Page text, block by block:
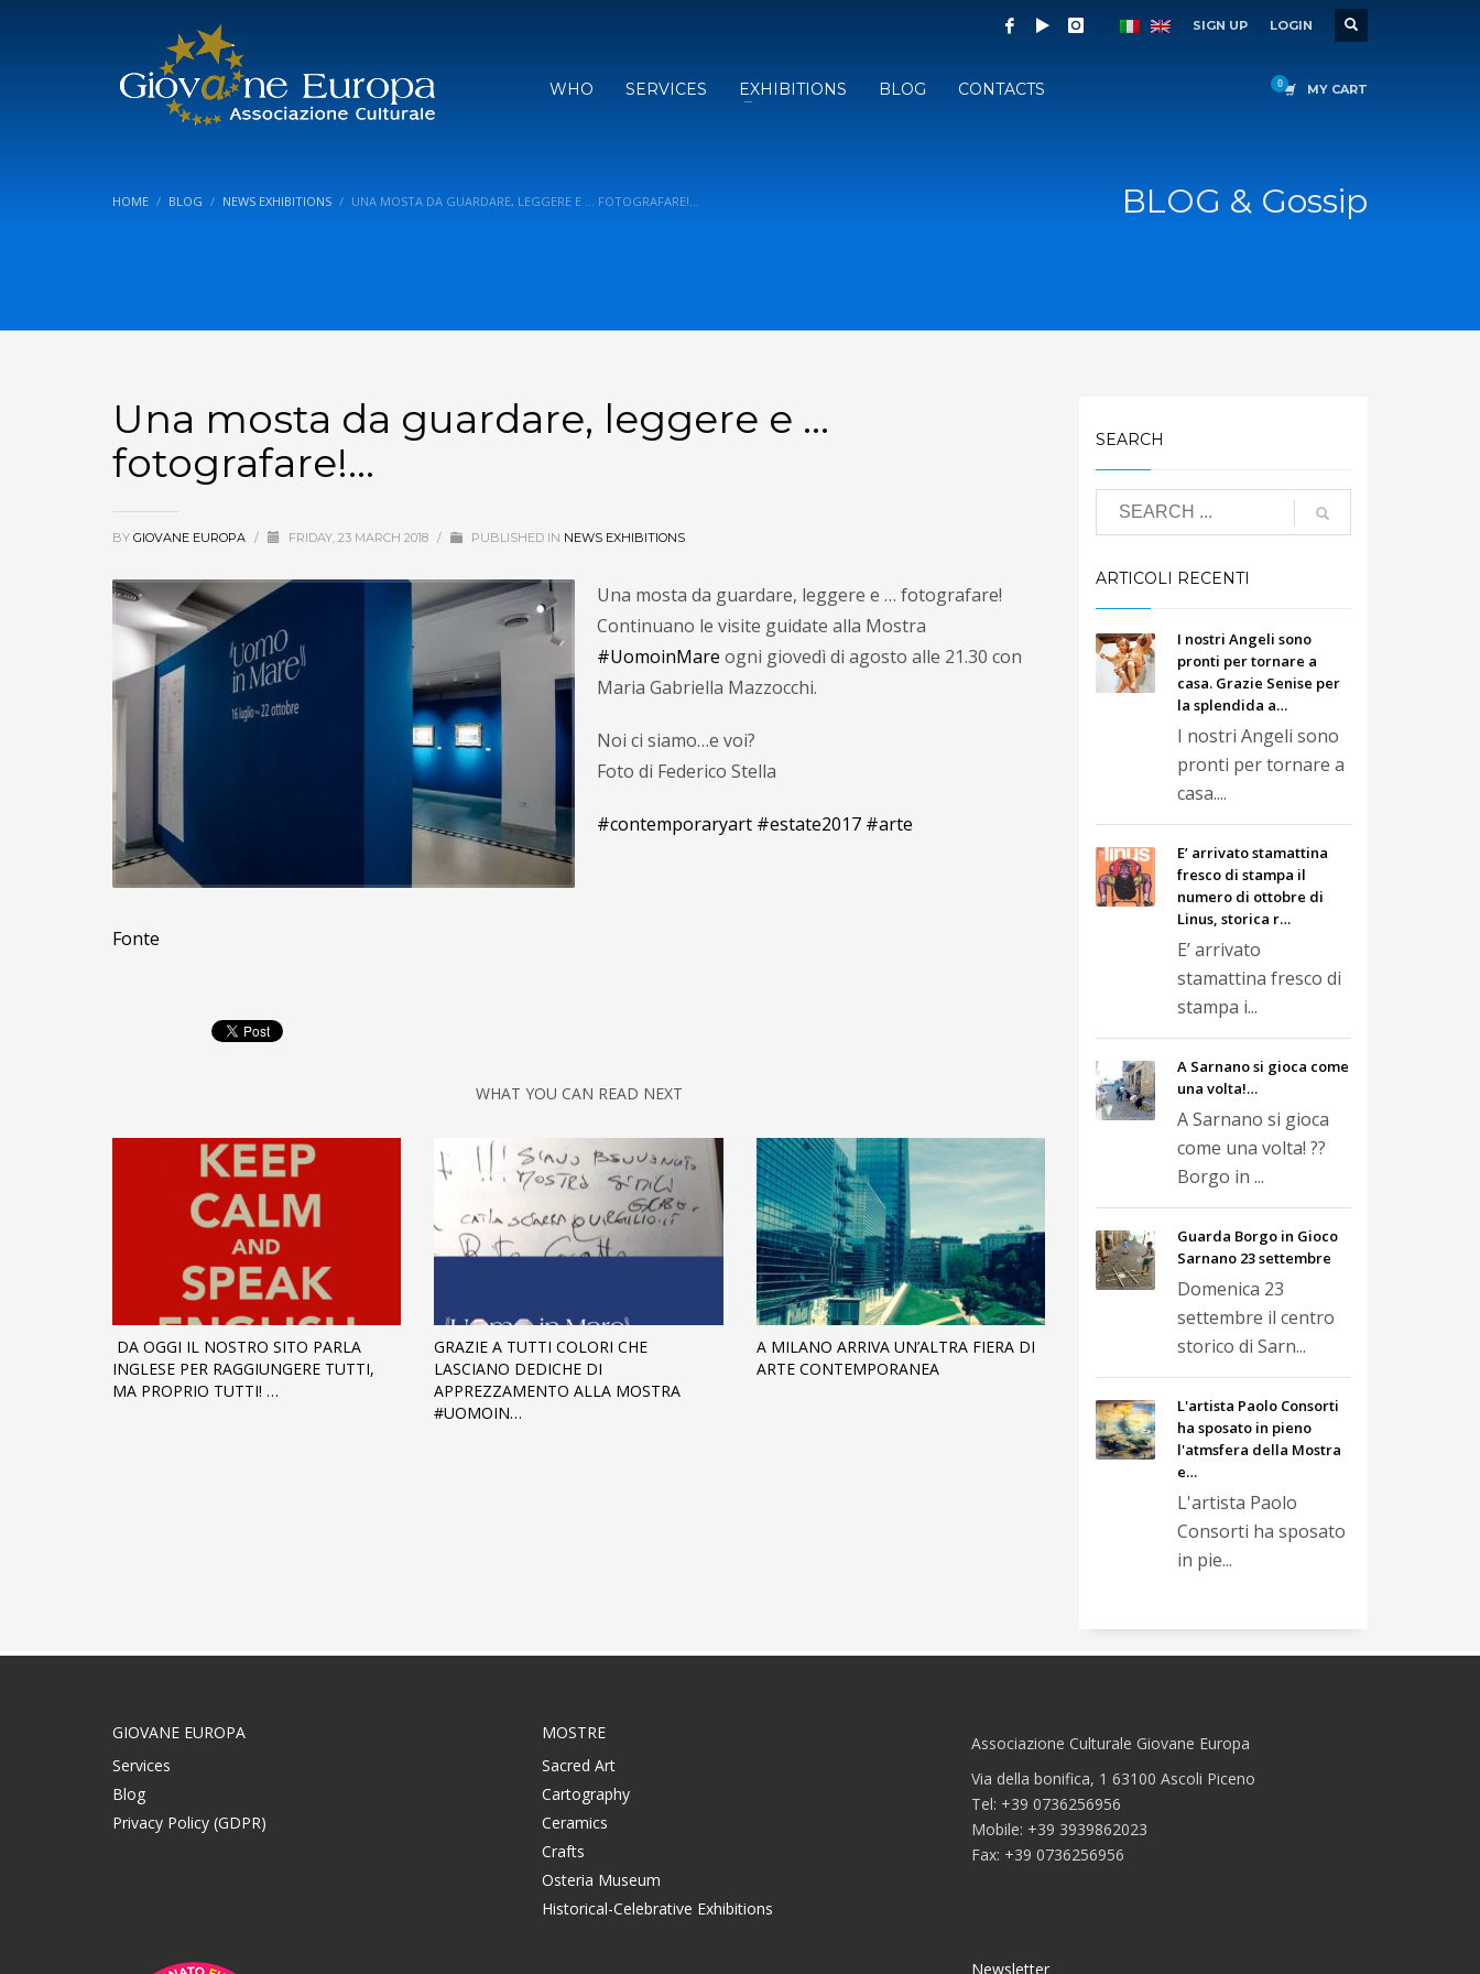
SIGN UP LOGIN
WHO SERVICES EXHIBITIONS BLOG CONTACTS MY CART
HOME BLOG NEWS EXHIBITIONS UNA MOSTA DA GUARDARE, LEGGERE E … FOTOGRAFARE!… BLOG & Gossip
Una mosta da guardare, leggere e …
fotografare!…
BY GIOVANE EUROPA / FRIDAY, 23 MARCH 2018 / PUBLISHED IN NEWS EXHIBITIONS
Una mosta da guardare, leggere e … fotografare!
Continuano le visite guidate alla Mostra
#UomoinMare ogni giovedì di agosto alle 21.30 con
Maria Gabriella Mazzocchi.
Noi ci siamo…e voi?
Foto di Federico Stella
#contemporaryart #estate2017 #arte
Fonte
WHAT YOU CAN READ NEXT
️ DA OGGI IL NOSTRO SITO PARLA
INGLESE PER RAGGIUNGERE TUTTI,
MA PROPRIO TUTTI! …
GRAZIE A TUTTI COLORI CHE
LASCIANO DEDICHE DI
APPREZZAMENTO ALLA MOSTRA
#UOMOIN…
A MILANO ARRIVA UN’ALTRA FIERA DI
ARTE CONTEMPORANEA
SEARCH
ARTICOLI RECENTI
I nostri Angeli sono
pronti per tornare a
casa. Grazie Senise per
la splendida a…
I nostri Angeli sono
pronti per tornare a
casa....
E’ arrivato stamattina
fresco di stampa il
numero di ottobre di
Linus, storica r…
E’ arrivato
stamattina fresco di
stampa i...
A Sarnano si gioca come
una volta!…
A Sarnano si gioca
come una volta! ??
Borgo in ...
Guarda Borgo in Gioco
Sarnano 23 settembre
Domenica 23
settembre il centro
storico di Sarn...
L'artista Paolo Consorti
ha sposato in pieno
l'atmsfera della Mostra
e…
L'artista Paolo
Consorti ha sposato
in pie...
GIOVANE EUROPA
Services
Blog
Privacy Policy (GDPR)
MOSTRE
Sacred Art
Cartography
Ceramics
Crafts
Osteria Museum
Historical-Celebrative Exhibitions
Associazione Culturale Giovane Europa
Via della bonifica, 1 63100 Ascoli Piceno
Tel: +39 0736256956
Mobile: +39 3939862023
Fax: +39 0736256956
Newsletter